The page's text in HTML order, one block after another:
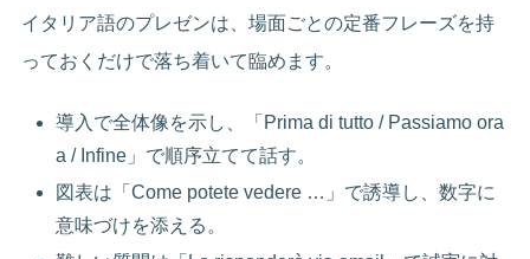
イタリア語のプレゼンは、場面ごとの定番フレーズを持
っておくだけで落ち着いて臨めます。
導入で全体像を示し、「Prima di tutto / Passiamo ora
a / Infine」で順序立てて話す。
図表は「Come potete vedere …」で誘導し、数字に
意味づけを添える。